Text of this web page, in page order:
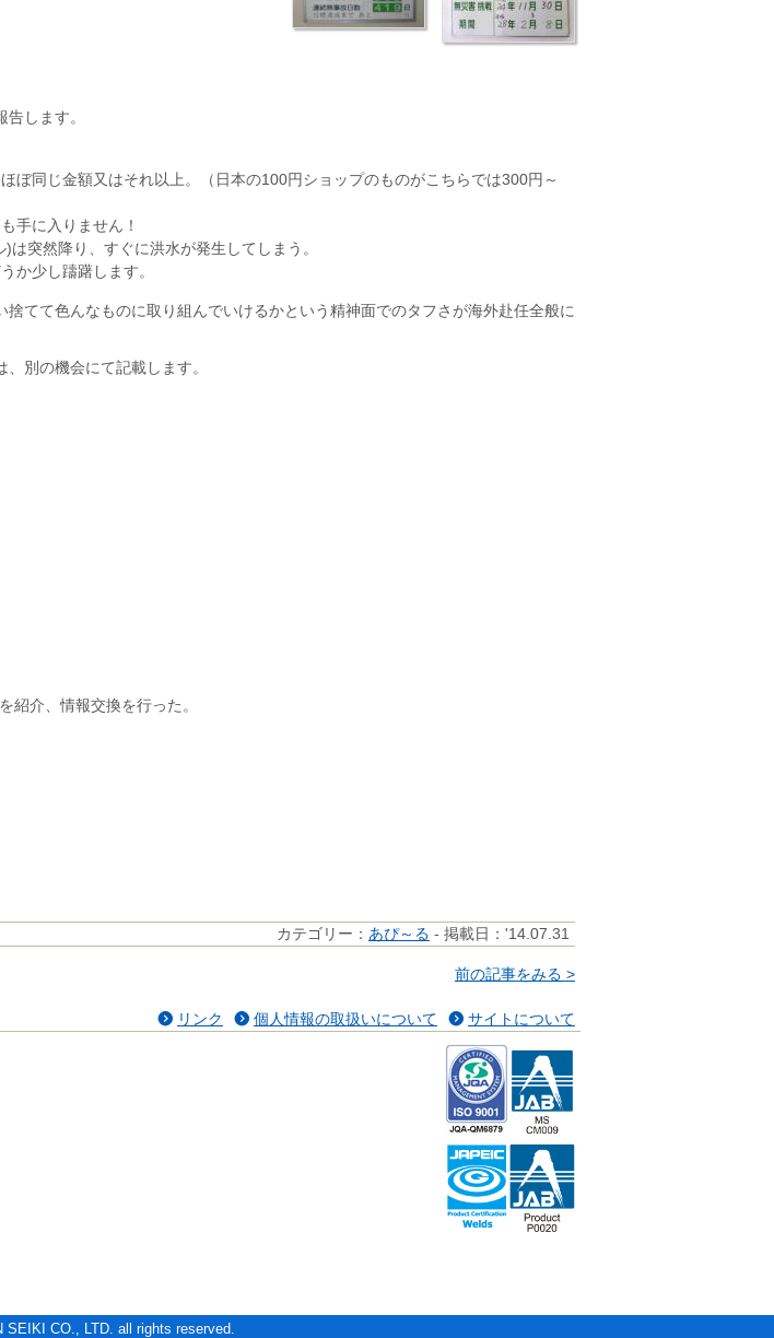
します。
ぼ同じ金額又はそれ以上。（日本の100円ショップのものがこちらでは300円～
手に入りません！
突然降り、すぐに洪水が発生してしまう。
か少し躊躇します。
てて色んなものに取り組んでいけるかという精神面でのタフさが海外赴任全般に
別の機会にて記載します。
介、情報交換を行った。
カテゴリー： あぴ～る - 掲載日：'14.07.31
前の記事をみる >
リンク 個人情報の取扱いについて サイトについて
SEIKI CO., LTD. all rights reserved.